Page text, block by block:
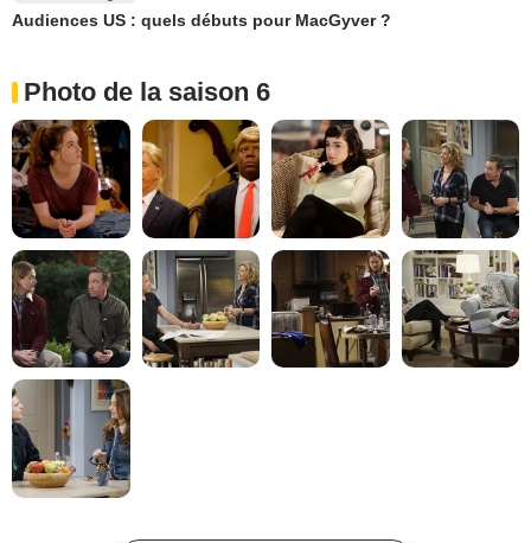
Audiences US : quels débuts pour MacGyver ?
Photo de la saison 6